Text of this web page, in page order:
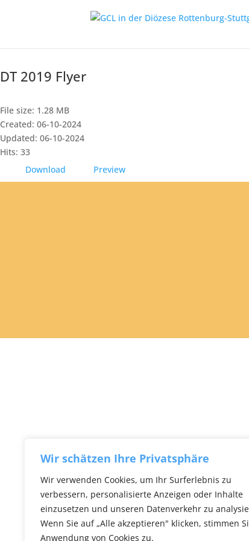
Wir schätzen Ihre Privatsphäre
Wir verwenden Cookies, um Ihr Surferlebnis zu
verbessern, personalisierte Anzeigen oder Inhalte
einzusetzen und unseren Datenverkehr zu
Wenn Sie auf „Alle akzeptieren" klicken, stimmen
Anwendung von Cookies zu.
DT 2019 Flyer
File size: 1.28 MB
Created: 06-10-2024
Updated: 06-10-2024
Hits: 33
Download
Preview